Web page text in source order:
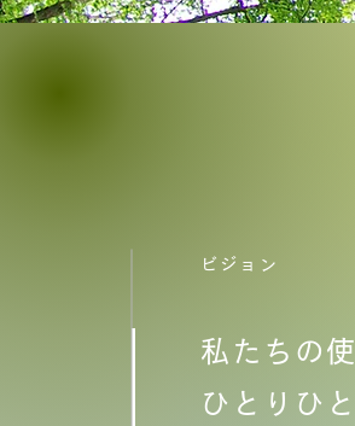
ビジョン
私たちの
ひとりひ